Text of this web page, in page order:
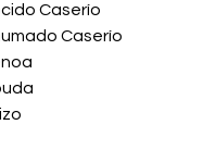
Caserío
Caserío